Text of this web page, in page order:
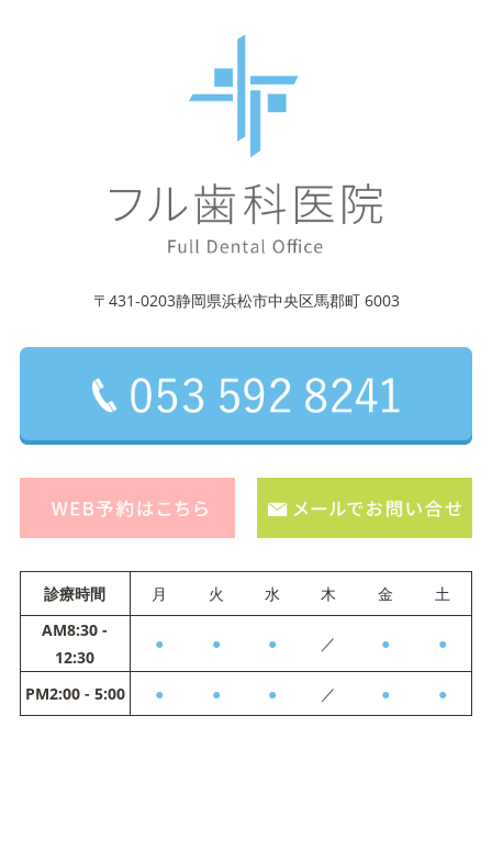
〒431-0203静岡県浜松市中央区馬郡町 6003
診療時間 月 火 水 木 金
土
AM8:30 -
12:30
● ● ● ／ ● ●
PM2:00 - 5:00 ● ● ● ／ ● ●